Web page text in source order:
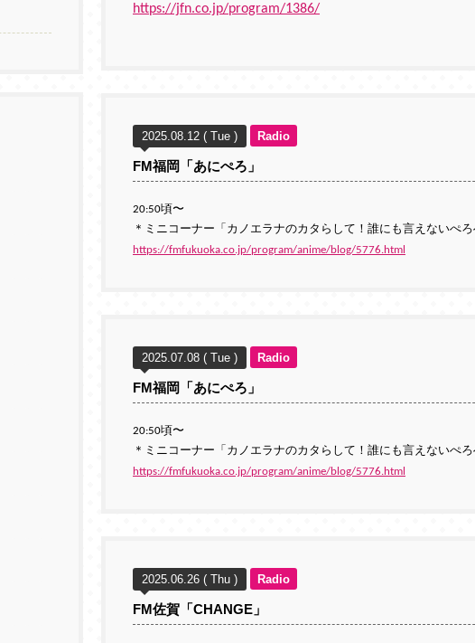
https://jfn.co.jp/program/1386/
2025.08.12 ( Tue ) Radio
FM福岡「あにぺろ」
20:50頃〜
＊ミニコーナー「カノエラナのカタらして！誰にも言えないぺ
https://fmfukuoka.co.jp/program/anime/blog/5776.html
2025.07.08 ( Tue ) Radio
FM福岡「あにぺろ」
20:50頃〜
＊ミニコーナー「カノエラナのカタらして！誰にも言えないぺ
https://fmfukuoka.co.jp/program/anime/blog/5776.html
2025.06.26 ( Thu ) Radio
FM佐賀「CHANGE」